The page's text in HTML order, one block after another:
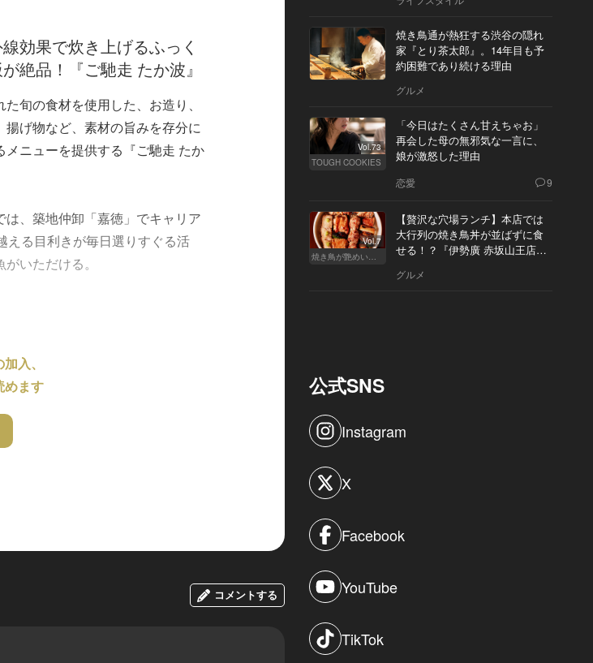
効果で炊き上げるふっく
絶品！『ご馳走 たか波』
た旬の食材を使用した、お造り、
揚げ物など、素材の旨みを存分に
メニューを提供する『ご馳走 たか
は、築地仲卸「嘉徳」でキャリア
える目利きが毎日選りすぐる活
いただける。
入、
めます
コメントする
焼き鳥通が熱狂する渋谷の隠れ
家『とり茶太郎』。14年目も予
約困難であり続ける理由
グルメ
Vol.73
TOUGH COOKIES
「今日はたくさん甘えちゃお」
再会した母の無邪気な一言に、
娘が激怒した理由
恋愛 9
Vol.7
焼き鳥が艶めいてきた
【贅沢な穴場ランチ】本店では
大行列の焼き鳥丼が並ばずに食
せる！？『伊勢廣 赤坂山王店』
グルメ
公式SNS
Instagram
X
Facebook
YouTube
TikTok